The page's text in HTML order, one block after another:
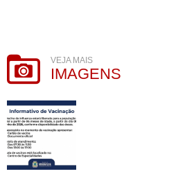
VEJA MAIS
IMAGENS